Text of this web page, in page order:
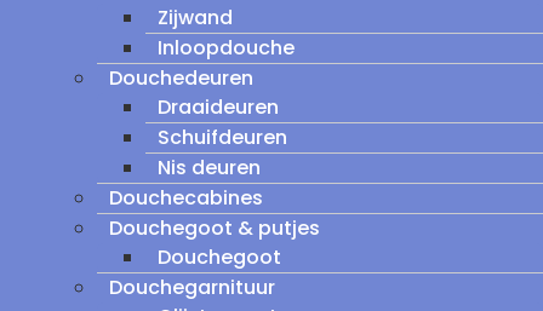
Zijwand
Inloopdouche
Douchedeuren
Draaideuren
Schuifdeuren
Nis deuren
Douchecabines
Douchegoot & putjes
Douchegoot
Douchegarnituur